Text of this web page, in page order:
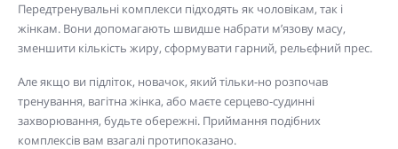
Передтренувальні комплекси підходять як чоловікам, так і
жінкам. Вони допомагають швидше набрати м’язову масу,
зменшити кількість жиру, сформувати гарний, рельєфний прес.
Але якщо ви підліток, новачок, який тільки-но розпочав
тренування, вагітна жінка, або маєте серцево-судинні
захворювання, будьте обережні. Приймання подібних
комплексів вам взагалі протипоказано.